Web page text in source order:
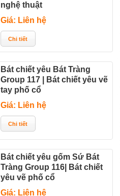
nghệ thuật
Giá: Liên hệ
Bát chiết yêu Bát Tràng
Group 117 | Bát chiết yêu vẽ
tay phố cổ
Giá: Liên hệ
Bát chiết yêu gốm Sứ Bát
Tràng Group 116| Bát chiết
yêu vẽ phố cổ
Giá: Liên hệ